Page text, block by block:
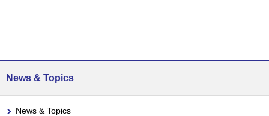
News & Topics
News & Topics